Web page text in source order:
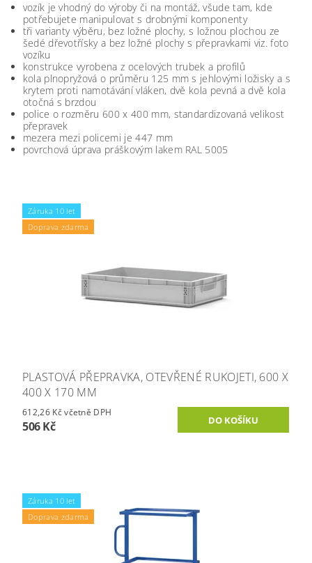
vozík je vhodný do výroby či na montáž, všude tam, kde
potřebujete manipulovat s drobnými komponenty
tři varianty výběru, bez ložné plochy, s ložnou plochou ze
šedé dřevotřísky a bez ložné plochy s přepravkami viz. foto
vozíku
konstrukce vyrobena z ocelových trubek a profilů
kola plnopryžová o průměru 125 mm s jehlovými ložisky a s
krytem proti namotávání vláken, dvě kola pevná a dvě kola
otočná s brzdou
police o rozměru 600 x 400 mm, standardizovaná velikost
přepravek
mezera mezi policemi je 447 mm
povrchová úprava práškovým lakem RAL 5005
Záruka 10 let
Doprava zdarma
PLASTOVÁ PŘEPRAVKA, OTEVŘENÉ RUKOJETI, 600 X
400 X 170 MM
612,26 Kč včetně DPH
506 Kč
Záruka 10 let
Doprava zdarma